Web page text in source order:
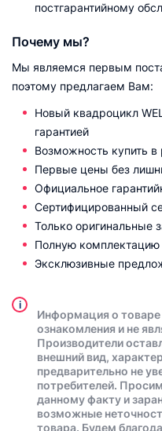
постгарантийному
Почему мы?
Мы являемся первым
поэтому предлагаем Вам:
Новый квадроцикл
гарантией
Возможность купить
Первые цены без
Официальное
Сертифицированный
Только оригинальные
Полную комплектацию
Эксклюзивные
i
Информация о товаре
ознакомления и не
Производители
внешний вид,
предварительно не
потребителей.
данному факту и
возможные
товара. Будем